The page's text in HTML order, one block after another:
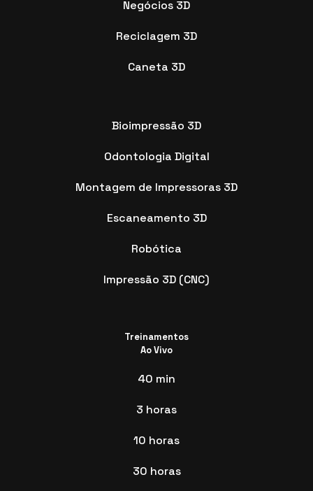
Negócios 3D
Reciclagem 3D
Caneta 3D
Bioimpressão 3D
Odontologia Digital
Montagem de Impressoras 3D
Escaneamento 3D
Robótica
Impressão 3D (CNC)
Treinamentos
Ao Vivo
40 min
3 horas
10 horas
30 horas